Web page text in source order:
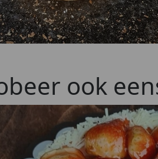
ook